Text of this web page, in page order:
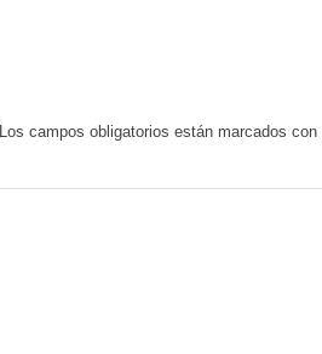
Los campos obligatorios están marcados con